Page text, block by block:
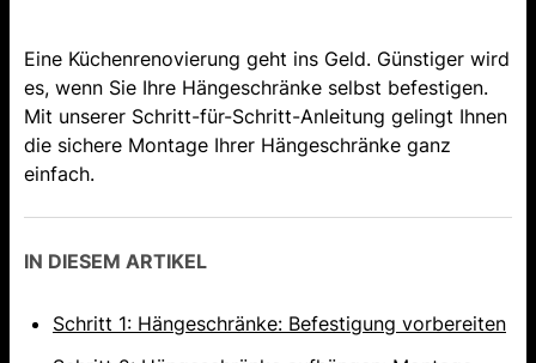
Eine Küchenrenovierung geht ins Geld. Günstiger wird
es, wenn Sie Ihre Hängeschränke selbst befestigen.
Mit unserer Schritt-für-Schritt-Anleitung gelingt Ihnen
die sichere Montage Ihrer Hängeschränke ganz
einfach.
IN DIESEM ARTIKEL
Schritt 1: Hängeschränke: Befestigung vorbereiten